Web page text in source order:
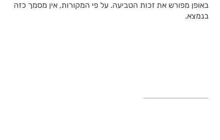
באופן מפורש את זכות הטביעה. על פי המקורות, אין מסמך כזה
בנמצא.